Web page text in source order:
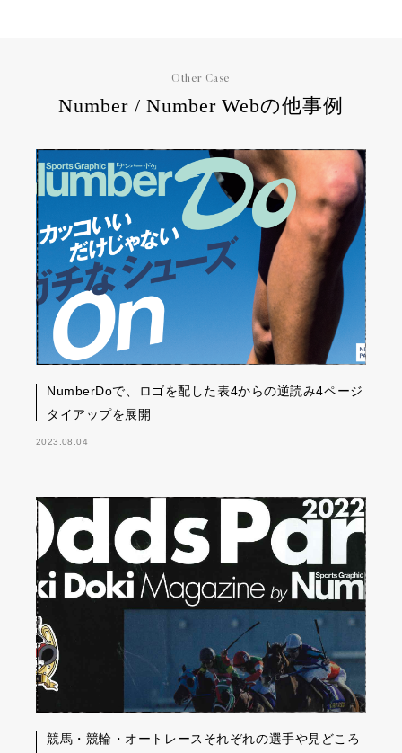
Other Case
Number / Number Webの他事例
NumberDoで、ロゴを配した表4からの逆読み4ページ
タイアップを展開
2023.08.04
競馬・競輪・オートレースそれぞれの選手や見どころ